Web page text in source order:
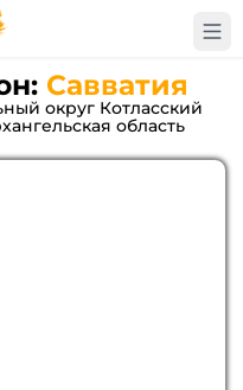
Савватия
округ Котласский
область